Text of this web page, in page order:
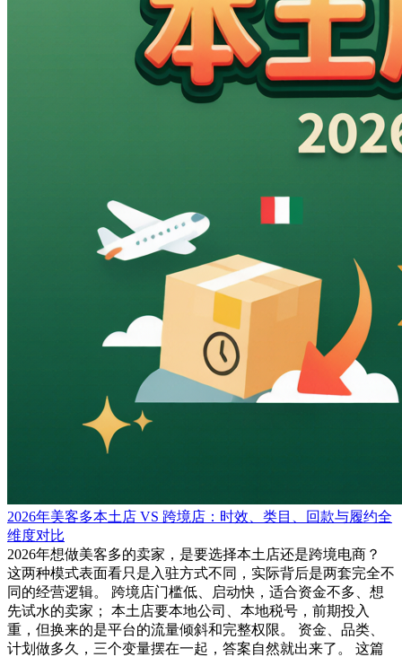
2026年美客多本土店 VS 跨境店：时效、类目、回款与履约全
维度对比
2026年想做美客多的卖家，是要选择本土店还是跨境电商？
这两种模式表面看只是入驻方式不同，实际背后是两套完全不
同的经营逻辑。 跨境店门槛低、启动快，适合资金不多、想
先试水的卖家； 本土店要本地公司、本地税号，前期投入
重，但换来的是平台的流量倾斜和完整权限。 资金、品类、
计划做多久，三个变量摆在一起，答案自然就出来了。 这篇